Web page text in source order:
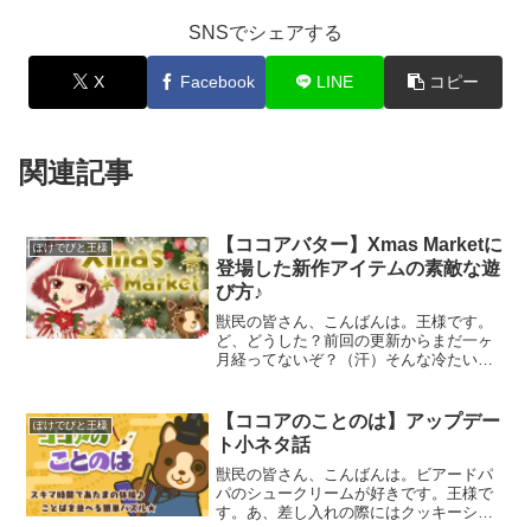
SNSでシェアする
X Facebook LINE コピー
関連記事
ぽけでびと王様
【ココアバター】Xmas Marketに
登場した新作アイテムの素敵な遊
び方♪
獣民の皆さん、こんばんは。王様です。
ど、どうした？前回の更新からまだ一ヶ
月経ってないぞ？（汗）そんな冷たいこ
か？」とか「じんましんで倒れてたりし
ませんか？」とか、暖かいご
ぽけでびと王様
【ココアのことのは】アップデー
ト小ネタ話
獣民の皆さん、こんばんは。ビアードパ
パのシュークリームが好きです。王様で
す。あ、差し入れの際にはクッキーシュ